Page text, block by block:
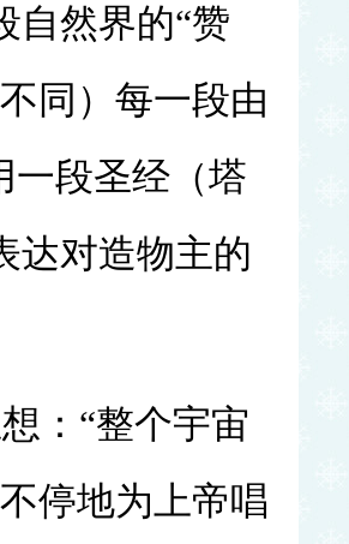
自然界的“赞
同）每一段由
一段圣经（塔
达对造物主的
： “整个宇宙
停地为上帝唱